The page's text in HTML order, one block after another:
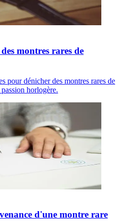
montres rares de
pour dénicher des montres rares de
horlogère.
d'une montre rare